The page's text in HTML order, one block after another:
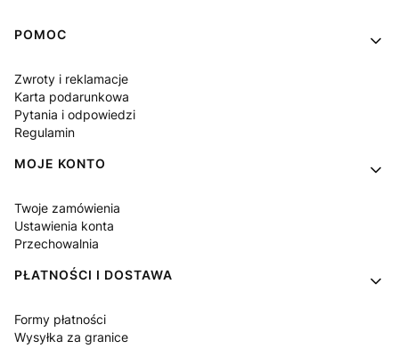
Linki w stopce
POMOC
Zwroty i reklamacje
Karta podarunkowa
Pytania i odpowiedzi
Regulamin
MOJE KONTO
Twoje zamówienia
Ustawienia konta
Przechowalnia
PŁATNOŚCI I DOSTAWA
Formy płatności
Wysyłka za granice